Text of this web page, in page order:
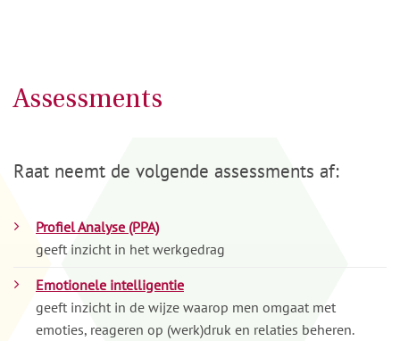
Assessments
Raat neemt de volgende assessments af:
Profiel Analyse (PPA)
geeft inzicht in het werkgedrag
Emotionele intelligentie
geeft inzicht in de wijze waarop men omgaat met
emoties, reageren op (werk)druk en relaties beheren.